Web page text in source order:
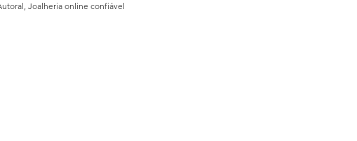
Joalheria online confiável